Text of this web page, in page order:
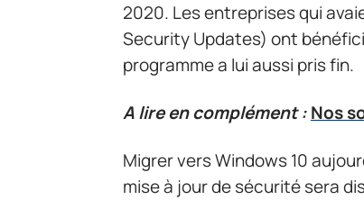
2020. Les entreprises qui
Security Updates) ont
programme a lui aussi pris fin.
A lire en complément :Nos
Migrer vers Windows 10
mise à jour de sécurité sera